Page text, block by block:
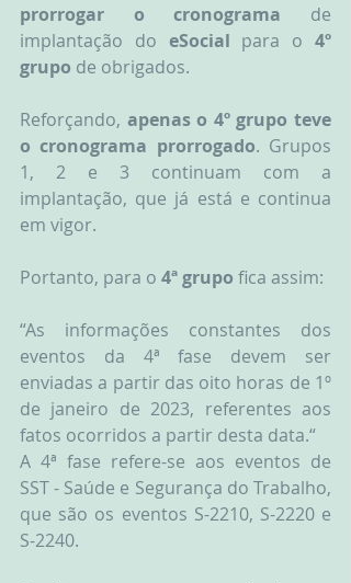
prorrogar o cronograma de
implantação do eSocial para o 4º
grupo de obrigados.
Reforçando, apenas o 4º grupo teve
o cronograma prorrogado. Grupos
1, 2 e 3 continuam com a
implantação, que já está e continua
em vigor.
Portanto, para o 4ª grupo fica assim:
“As informações constantes dos
eventos da 4ª fase devem ser
enviadas a partir das oito horas de 1º
de janeiro de 2023, referentes aos
fatos ocorridos a partir desta data.“
A 4ª fase refere-se aos eventos de
SST - Saúde e Segurança do Trabalho,
que são os eventos S-2210, S-2220 e
S-2240.